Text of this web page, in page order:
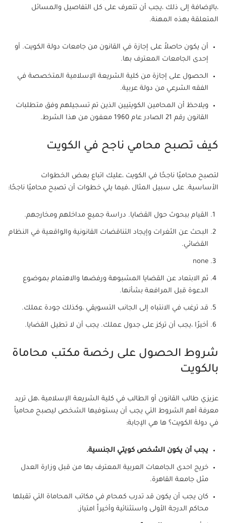
،بالإضافة إلى ذلك ،يجب أن تتعرف على كل التفاصيل والمسائل
المتعلقة بهذه المهنة.
أن يكون حاصلاً على إجازة في القانون من جامعات دولة الكويت. أو
إحدى الجامعات المعترف بها.
الحصول على إجازة من كلية الشريعة الإسلامية المتخصصة في
الفقه الشرعي من دولة عربية.
ويلاحظ أن المحامين الكويتيين الذين تم تسجيلهم وفق متطلبات
القانون رقم 21 الصادر عام 1960 معفون من هذا الشرط.
كيف تصبح محامي ناجح في الكويت
لتصبح محاميًا ناجحًا في الكويت ،عليك اتباع بعض الخطوات
الأساسية. على سبيل المثال ،فيما يلي خطوات أن تصبح محاميًا ناجحًا:
القيام ببحوث حول القضايا. دراسة جميع مداخلهم ومخارجهم.
البحث عن الثغرات وإيجاد التناقضات القانونية والواقعية في النظام
القضائي.
none
ثم الابتعاد عن القضايا المشبوهة ورفضها والاهتمام بموضوع
الدعوة قبل المرافعة بشأنها.
قد ترغب في الانتباه إلى الجانب التسويقي ،وكذلك جودة عملك.
أخيرًا ،يجب أن تركز على جدول عملك. يجب أن لا تطيل القضايا.
شروط الحصول على رخصة مكتب محاماة
بالكويت
عزيزي طالب القانون أو الطالب في كلية الشريعة الإسلامية ،هل تريد
معرفة أهم الشروط التي يجب أن يستوفيها الشخص ليصبح محامياً
في دولة الكويت؟ ها هي الإجابة:
يجب أن يكون الشخص كويتي الجنسية.
خريج احدى الجامعات العربية المعترف بها من قبل وزارة العدل
مثل جامعة القاهرة.
كان يجب أن يكون قد تدرب كمحام في مكاتب المحاماة التي تقبلها
محاكم الدرجة الأولى واستثنائية وأخيراً امتياز.